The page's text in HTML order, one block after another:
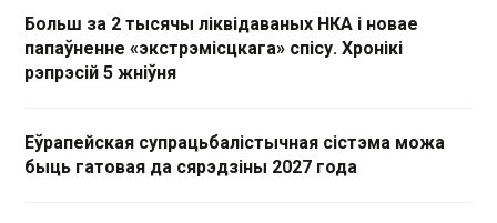
Больш за 2 тысячы ліквідаваных НКА і новае
папаўненне «экстрэмісцкага» спісу. Хронікі
рэпрэсій 5 жніўня
Еўрапейская супрацьбалістычная сістэма можа
быць гатовая да сярэдзіны 2027 года